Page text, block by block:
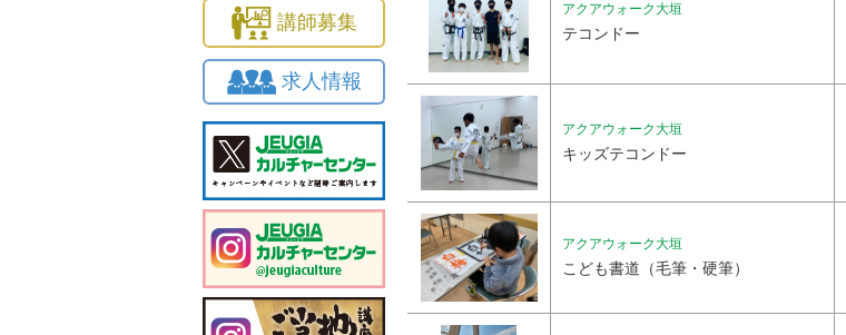
講師募集
求人情報
アクアウォーク大垣
テコンドー
アクアウォーク大垣
キッズテコンドー
アクアウォーク大垣
こども書道（毛筆・硬筆）